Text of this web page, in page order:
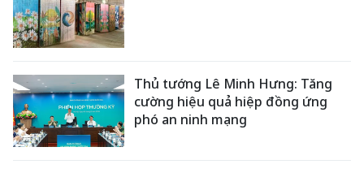
Thủ tướng Lê Minh Hưng: Tăng
cường hiệu quả hiệp đồng ứng
phó an ninh mạng